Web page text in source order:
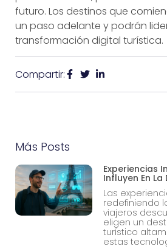
futuro. Los destinos que
un paso adelante y podrán
transformación digital turística.
Compartir:
Más Posts
Experiencias
Influyen En La
Las
redefiniendo
viajeros
eligen un
turístico
estas